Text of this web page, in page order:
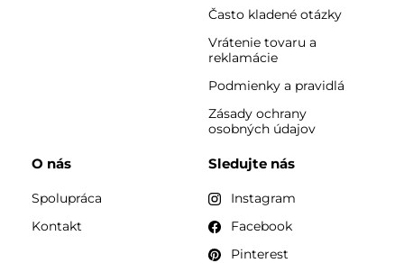
Často kladené otázky
Vrátenie tovaru a
reklamácie
Podmienky a pravidlá
Zásady ochrany
osobných údajov
O nás
Spolupráca
Kontakt
Sledujte nás
Instagram
Facebook
Pinterest